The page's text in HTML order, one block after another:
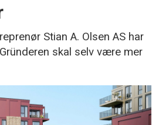
Stian A. Olsen AS har
skal selv være mer